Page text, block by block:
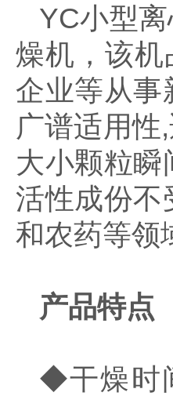
YC小型
燥机，该
企业等从事
广谱适用
大小颗粒
活性成份不
和农药等领
产品特点
◆干燥时